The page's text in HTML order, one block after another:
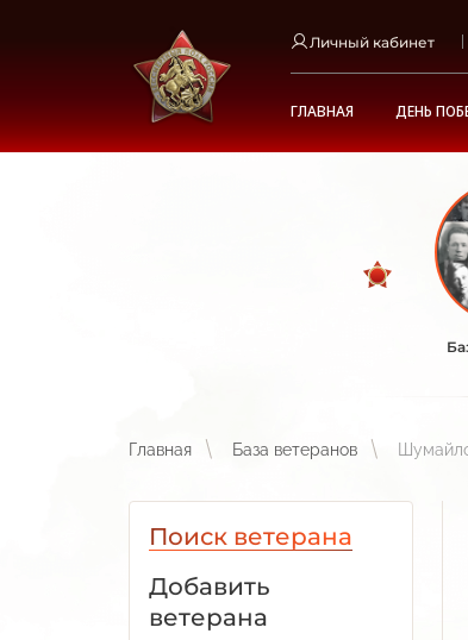
Личный кабинет
ГЛАВНАЯ ДЕНЬ
Главная База ветеранов
Поиск ветерана
Добавить
ветерана